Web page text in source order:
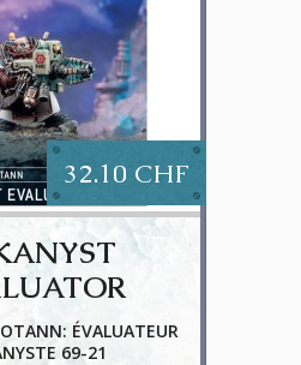
32.10 CHF
ÉVALUATEUR
69-21